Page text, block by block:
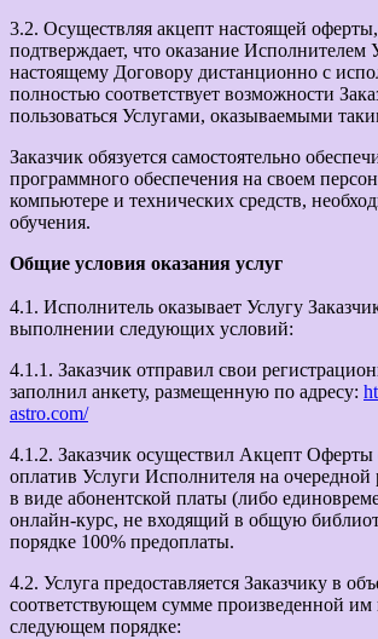
3.2. Осуществляя акцепт настоящей
подтверждает, что оказание Исполнителем
настоящему Договору дистанционно с
полностью соответствует возможности
пользоваться Услугами, оказываемыми
Заказчик обязуется самостоятельно
программного обеспечения на своем
компьютере и технических средств,
обучения.
Общие условия оказания услуг
4.1. Исполнитель оказывает Услугу
выполнении следующих условий:
4.1.1. Заказчик отправил свои
заполнил анкету, размещенную по адресу:
astro.com/
4.1.2. Заказчик осуществил Акцепт Оферты
оплатив Услуги Исполнителя на
в виде абонентской платы (либо
онлайн-курс, не входящий в общую
порядке 100% предоплаты.
4.2. Услуга предоставляется Заказчику в
соответствующем сумме произведенной им
следующем порядке: